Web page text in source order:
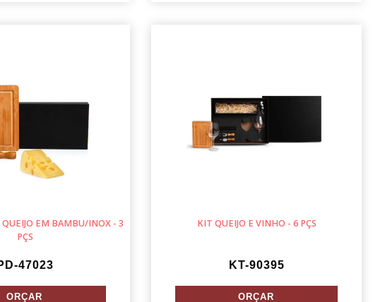
QUEIJO EM BAMBU/INOX - 3
PÇS
47023
KIT QUEIJO E VINHO - 6 PÇS
KT-90395